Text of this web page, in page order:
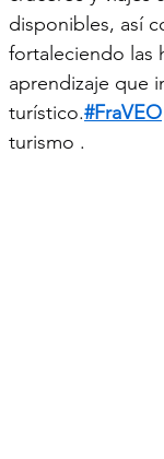
disponibles, así
fortaleciendo las
aprendizaje que
turístico.#FraVEO
turismo .